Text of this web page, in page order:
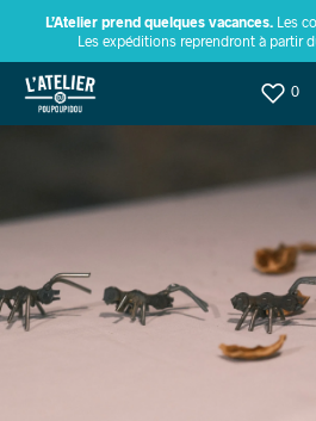
L’Atelier prend quelques vacances. Les
Les expéditions reprendront à partir
0